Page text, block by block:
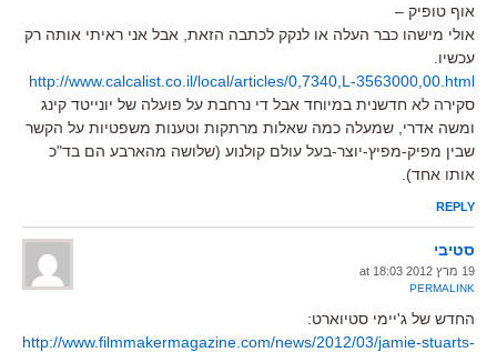
אוף טופיק –
אולי מישהו כבר העלה או לנקק לכתבה הזאת, אבל אני ראיתי אותה רק
עכשיו.
http://www.calcalist.co.il/local/articles/0,7340,L-3563000,00.html
סקירה לא חדשנית במיוחד אבל די נרחבת על פועלה של יונייטד קינג
ומשה אדרי, שמעלה כמה שאלות מרתקות וטענות משפטיות על הקשר
שבין מפיק-מפיץ-יוצר-בעל עולם קולנוע (שלושה מהארבע הם בד"כ
אותו אחד).
REPLY
סטיבי
19 מרץ 2012 at 18:03
PERMALINK
החדש של ג'יימי סטיוארט:
http://www.filmmakermagazine.com/news/2012/03/jamie-stuarts-